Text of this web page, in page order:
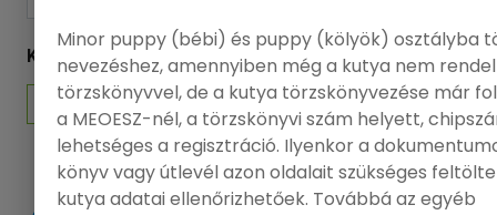
KÖVESSEN MINKET
Minor puppy (bébi) és puppy (kölyök) osztályba
nevezéshez, amennyiben még a kutya nem
törzskönyvvel, de a kutya törzskönyvezése már
a MEOESZ-nél, a törzskönyvi szám helyett,
lehetséges a regisztráció. Ilyenkor a
könyv vagy útlevél azon oldalait szükséges
kutya adatai ellenőrizhetőek. Továbbá az egyéb